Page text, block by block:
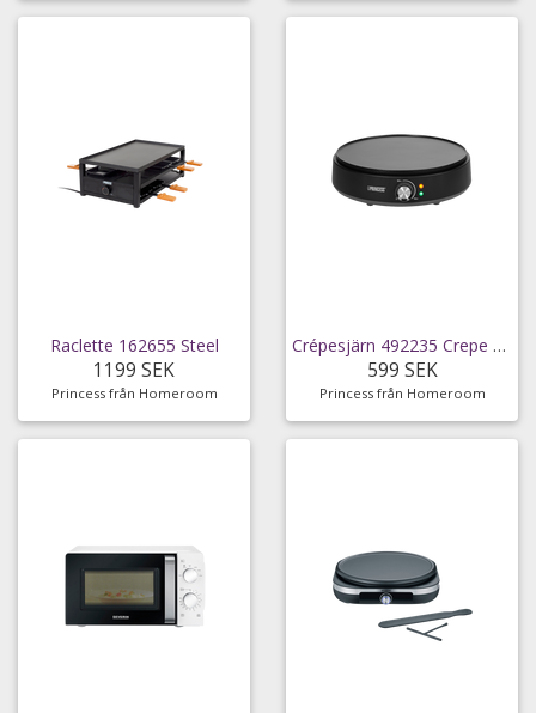
Raclette 162655 Steel
1199 SEK
Princess från Homeroom
Crépesjärn 492235 Crepe Maker Deluxe
599 SEK
Princess från Homeroom